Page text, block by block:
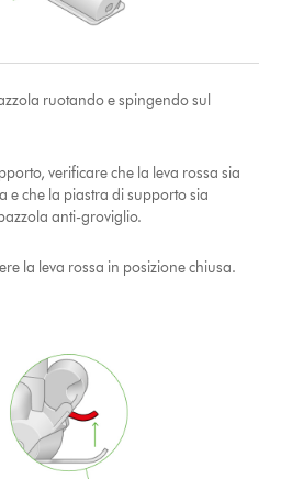
ruotando e spingendo sul
verificare che la leva rossa sia
e che la piastra di supporto sia
anti-groviglio.
la leva rossa in posizione chiusa.